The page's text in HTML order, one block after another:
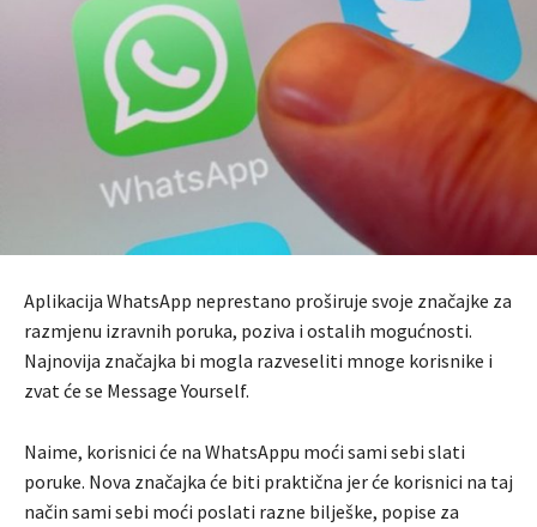
Aplikacija WhatsApp neprestano proširuje svoje značajke za
razmjenu izravnih poruka, poziva i ostalih mogućnosti.
Najnovija značajka bi mogla razveseliti mnoge korisnike i
zvat će se Message Yourself.
Naime, korisnici će na WhatsAppu moći sami sebi slati
poruke. Nova značajka će biti praktična jer će korisnici na taj
način sami sebi moći poslati razne bilješke, popise za